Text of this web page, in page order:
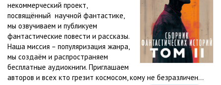
некоммерческий проект,
посвящённый научной фантастике,
мы озвучиваем и публикуем
фантастические повести и рассказы.
Наша миссия – популяризация жанра,
мы создаём и распространяем
бесплатные аудиокниги. Приглашаем
авторов и всех кто грезит космосом, кому не безразличен...